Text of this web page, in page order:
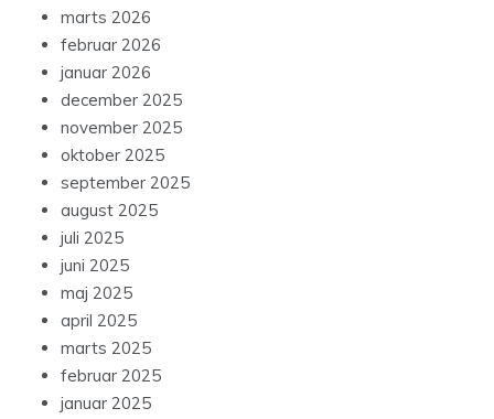
marts 2026
februar 2026
januar 2026
december 2025
november 2025
oktober 2025
september 2025
august 2025
juli 2025
juni 2025
maj 2025
april 2025
marts 2025
februar 2025
januar 2025